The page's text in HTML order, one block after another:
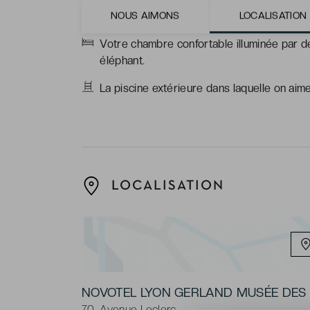
NOUS AIMONS LOCALISATION
La décoration animalière et vitaminée, qui
Votre chambre confortable illuminée par
éléphant.
La piscine extérieure dans laquelle on
LOCALISATION
NOVOTEL LYON GERLAND MUSÉE